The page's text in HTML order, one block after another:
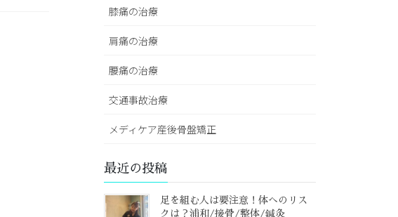
膝痛の治療
肩痛の治療
腰痛の治療
交通事故治療
メディケア産後骨盤矯正
最近の投稿
足を組む人は要注意！体へのリス
クは？浦和/接骨/整体/鍼灸